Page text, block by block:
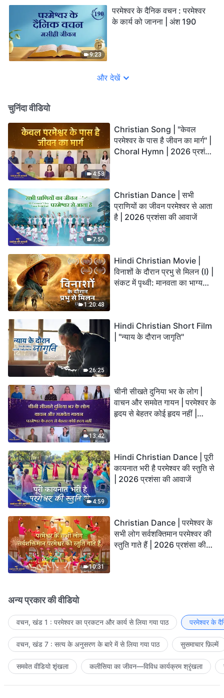
9:23
परमेश्वर के दैनिक वचन : परमेश्वर
के कार्य को जानना | अंश 190
और देखें
चुनिंदा वीडियो
4:58
Christian Song | "केवल
परमेश्वर के पास है जीवन का मार्ग" |
Choral Hymn | 2026 प्रशंसा
7:56
Christian Dance | सभी
प्राणियों का जीवन परमेश्वर से आता
है | 2026 प्रशंसा की आवाजें
1:20:48
Hindi Christian Movie |
विनाशों के दौरान प्रभु से मिलन (I) |
संकट में पृथ्वी: मानवता का भाग्य
26:25
Hindi Christian Short Film
| "न्याय के दौरान जागृति"
13:42
चीनी सीखते दुनिया भर के लोग |
वाचन और समवेत गायन | परमेश्वर के
हृदय से बेहतर कोई हृदय नहीं |
4:59
Hindi Christian Dance | पूरी
कायनात भरी है परमेश्वर की स्तुति से
| 2026 प्रशंसा की आवाजें
10:31
Christian Dance | परमेश्वर के
सभी लोग सर्वशक्तिमान परमेश्वर की
स्तुति गाते हैं | 2026 प्रशंसा की
अन्य प्रकार की वीडियो
वचन, खंड 1 : परमेश्वर का प्रकटन और कार्य से लिया गया पाठ परमेश्वर के
वचन, खंड 7 : सत्य के अनुसरण के बारे में से लिया गया पाठ सुसमाचार फ़िल्में
समवेत वीडियो शृंखला कलीसिया का जीवन—विविध कार्यक्रम श्रृंखला